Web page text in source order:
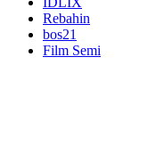
Rebahin
bos21
Film Semi